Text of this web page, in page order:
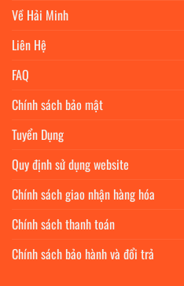
Về Hải Minh
Liên Hệ
FAQ
Chính sách bảo mật
Tuyển Dụng
Quy định sử dụng website
Chính sách giao nhận hàng hóa
Chính sách thanh toán
Chính sách bảo hành và đổi trả